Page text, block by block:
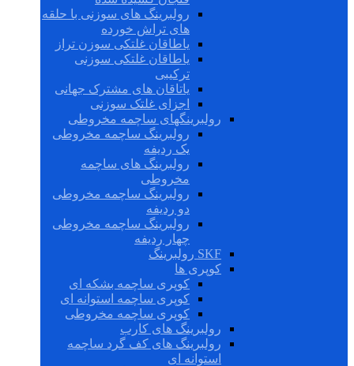
رولبرینگ های سوزنی با حلقه
های تراش خورده
یاطاقان غلتکی سوزن تراز
یاطاقان غلتکی سوزنی
ترکیبی
یاتاقان های مشترک جهانی
اجزای غلتک سوزنی
رولبرینگهای ساچمه مخروطی
رولبرینگ ساچمه مخروطی
یک ردیفه
رولبرینگ های ساچمه
مخروطی
رولبرینگ ساچمه مخروطی
دو ردیفه
رولبرینگ ساچمه مخروطی
چهار ردیفه
SKF رولبرینگ
کوپری ها
کوپری ساچمه بشکه ای
کوپری ساچمه استوانه ای
کوپری ساچمه مخروطی
رولبرینگ های کارب
رولبرینگ های کف گرد ساچمه
استوانه ای